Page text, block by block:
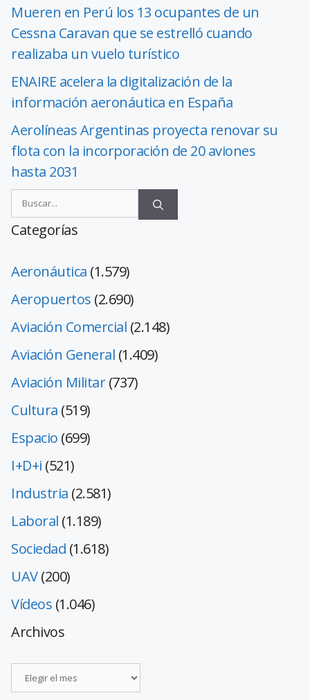
Mueren en Perú los 13 ocupantes de un
Cessna Caravan que se estrelló cuando
realizaba un vuelo turístico
ENAIRE acelera la digitalización de la
información aeronáutica en España
Aerolíneas Argentinas proyecta renovar su
flota con la incorporación de 20 aviones
hasta 2031
Categorías
Aeronáutica (1.579)
Aeropuertos (2.690)
Aviación Comercial (2.148)
Aviación General (1.409)
Aviación Militar(737)
Cultura (519)
Espacio (699)
I+D+i (521)
Industria (2.581)
Laboral (1.189)
Sociedad (1.618)
UAV(200)
Vídeos (1.046)
Archivos